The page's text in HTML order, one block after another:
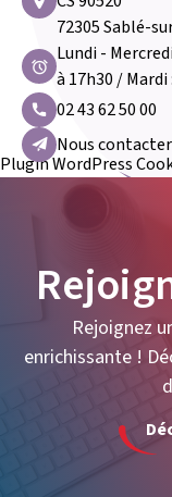
72305 Sablé-
Lundi -
à 17h30 / Mardi
02 43 62 50 00
Nous
Plugin WordPress
Rejoignez
enrichissante !